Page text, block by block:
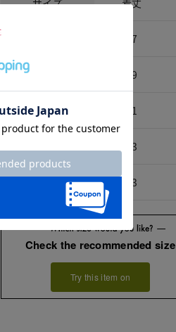
サイズ 着丈
67
69
L 71
73
73
Check the recommended size
Try this item on